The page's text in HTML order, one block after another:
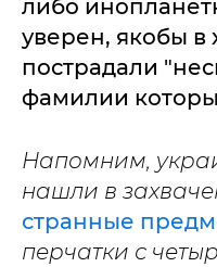
либо
уверен, якобы
пострадали
фамилии
Напомним,
нашли в
странные
перчатки с